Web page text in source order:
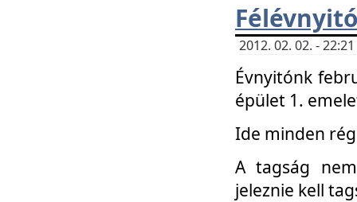
2012. 02. 02. -
Évnyitónk
épület 1.
Ide minden
A tagság
jeleznie kell